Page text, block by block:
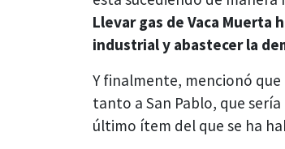
Llevar gas de Vaca Muerta
industrial y abastecer la
Y finalmente, mencionó
tanto a San Pablo, que
último ítem del que se ha